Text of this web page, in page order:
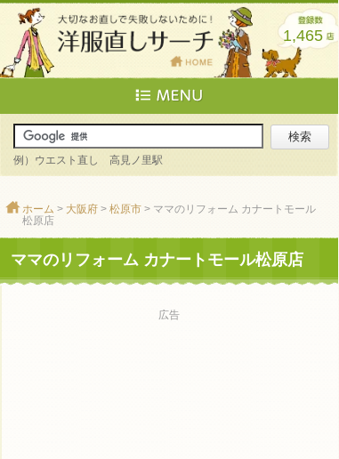
1,465
例）ウエスト直し 高見ノ里駅
ホーム > 大阪府 > 松原市 > ママのリフォーム カナートモール
松原店
ママのリフォーム カナートモール松原店